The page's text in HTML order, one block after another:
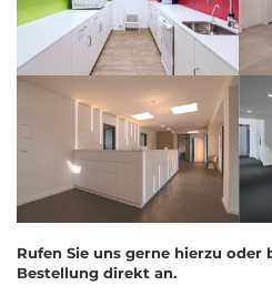
Rufen Sie uns gerne hierzu oder
Bestellung direkt an.